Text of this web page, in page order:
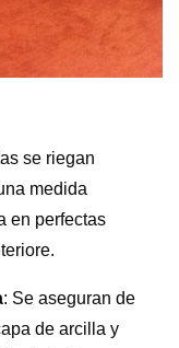
se riegan
medida
en perfectas
: Se aseguran de
de arcilla y